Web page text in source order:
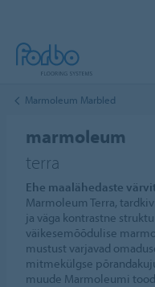
Marmoleum Marbled
marmoleum
terra
Ehe maalähedaste
Marmoleum Terra,
ja väga kontrastne
väikesemõõdulise
mustust varjavad
mitmekülgse
muude Marmoleumi